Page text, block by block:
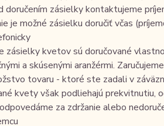
doručením zásielky kontaktujeme
je možné zásielku doručiť včas
zásielky kvetov sú doručované
a skúsenými aranžérmi.
tovaru - ktoré ste zadali v
kvety však podliehajú prekvitnutiu,
za zdržanie alebo